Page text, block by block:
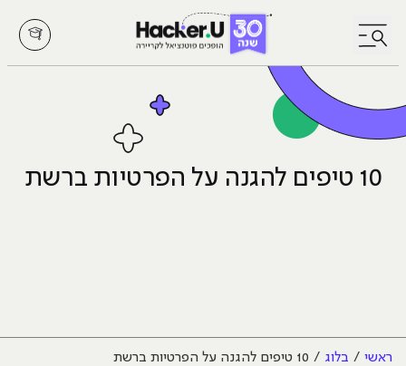
לחץ לפתיחת/סגירת תפריט
10 טיפים להגנה על הפרטיות ברשת
ראשי בלוג 10 טיפים להגנה על הפרטיות ברשת